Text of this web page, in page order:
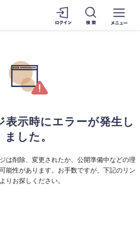
表示時にエラーが発生し
ました。
は削除、変更されたか、公開準備中などの理
能性があります。お手数ですが、下記のリン
りお探しください。